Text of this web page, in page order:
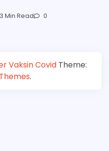
3 Min Read 0
Vaksin Covid Theme:
.